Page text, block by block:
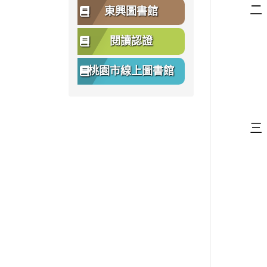
東興圖書館
閱讀認證
桃園市線上圖書館
二
三